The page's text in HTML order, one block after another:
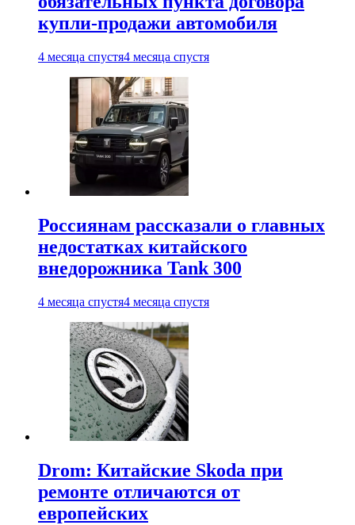
купли-продажи автомобиля
4 месяца спустя4 месяца спустя
Россиянам рассказали о главных
недостатках китайского
внедорожника Tank 300
4 месяца спустя4 месяца спустя
Drom: Китайские Skoda при
ремонте отличаются от
европейских